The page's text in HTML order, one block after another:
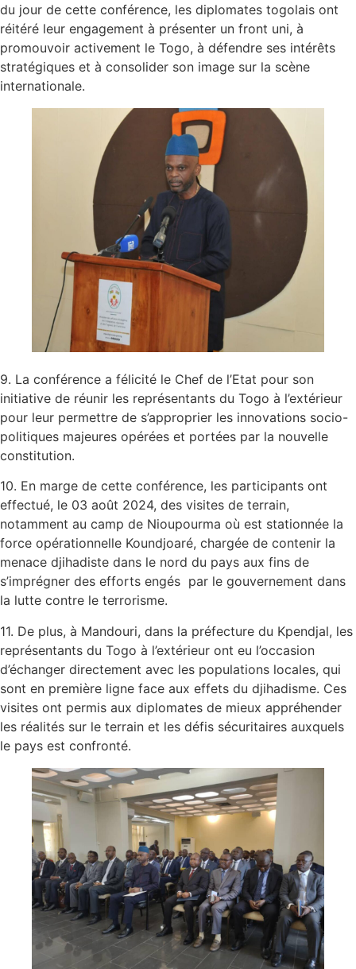
du jour de cette conférence, les diplomates togolais ont
réitéré leur engagement à présenter un front uni, à
promouvoir activement le Togo, à défendre ses intérêts
stratégiques et à consolider son image sur la scène
internationale.
9. La conférence a félicité le Chef de l’Etat pour son
initiative de réunir les représentants du Togo à l’extérieur
pour leur permettre de s’approprier les innovations socio-
politiques majeures opérées et portées par la nouvelle
constitution.
10. En marge de cette conférence, les participants ont
effectué, le 03 août 2024, des visites de terrain,
notamment au camp de Nioupourma où est stationnée la
force opérationnelle Koundjoaré, chargée de contenir la
menace djihadiste dans le nord du pays aux fins de
s’imprégner des efforts engés par le gouvernement dans
la lutte contre le terrorisme.
11. De plus, à Mandouri, dans la préfecture du Kpendjal, les
représentants du Togo à l’extérieur ont eu l’occasion
d’échanger directement avec les populations locales, qui
sont en première ligne face aux effets du djihadisme. Ces
visites ont permis aux diplomates de mieux appréhender
les réalités sur le terrain et les défis sécuritaires auxquels
le pays est confronté.